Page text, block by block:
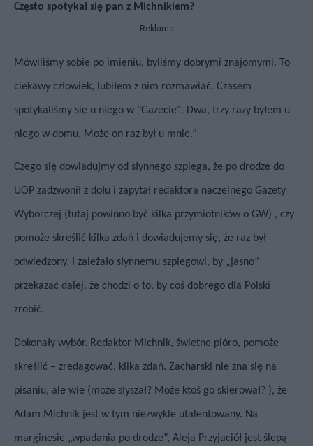
Często spotykał się pan z Michnikiem?
Reklama
Mówiliśmy sobie po imieniu, byliśmy dobrymi znajomymi. To
ciekawy człowiek, lubiłem z nim rozmawiać. Czasem
spotykaliśmy się u niego w "Gazecie". Dwa, trzy razy byłem u
niego w domu. Może on raz był u mnie.”
Czego się dowiadujmy od słynnego szpiega, że po drodze do
UOP zadzwonił z dołu i zapytał redaktora naczelnego Gazety
Wyborczej (tutaj powinno być kilka przymiotników o GW) , czy
pomoże skreślić kilka zdań i dowiadujemy się, że raz był
odwiedzony. I zależało słynnemu szpiegowi, by „jasno”
przekazać dalej, że chodzi o to, by coś dobrego dla Polski
zrobić.
Dokonały wybór. Redaktor Michnik, świetne pióro, pomoże
skreślić – zredagować, kilka zdań. Zacharski nie zna się na
pisaniu, ale wie (może słyszał? Może ktoś go skierował? ), że
Adam Michnik jest w tym niezwykle utalentowany. Na
marginesie „wpadania po drodze”, Aleja Przyjaciół jest ślepą